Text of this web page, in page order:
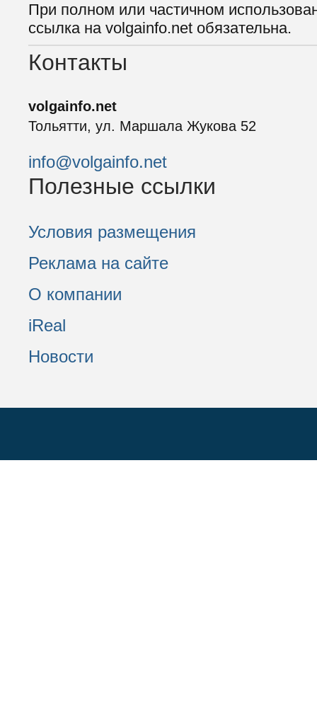
При полном или частичном
ссылка на volgainfo.net обязательна.
Контакты
volgainfo.net
Тольятти, ул. Маршала Жукова 52
info@volgainfo.net
Полезные ссылки
Условия размещения
Реклама на сайте
О компании
iReal
Новости